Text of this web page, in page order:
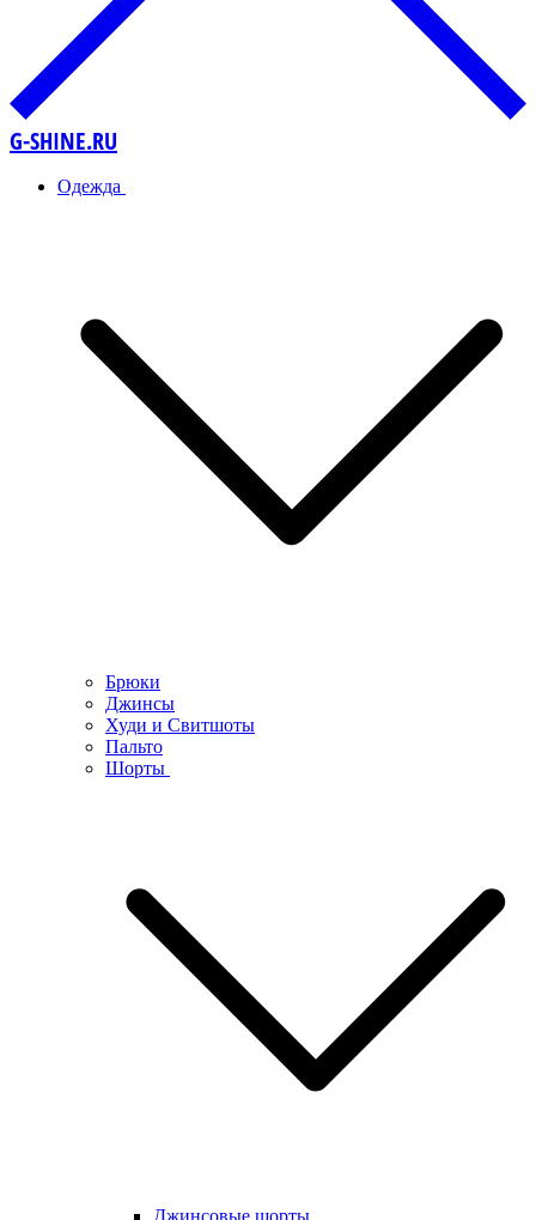
G-SHINE.RU
Одежда
Брюки
Джинсы
Худи и Свитшоты
Пальто
Шорты
Джинсовые шорты